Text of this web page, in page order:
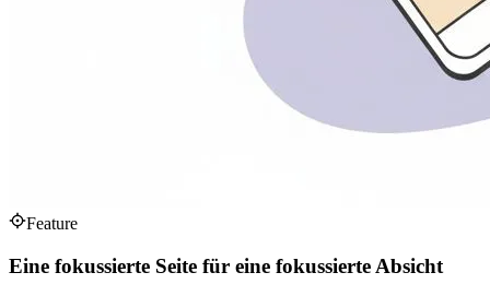
Feature
Eine fokussierte Seite für eine fokussierte Absicht